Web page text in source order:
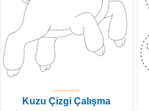
Kuzu Çizgi Çalışma